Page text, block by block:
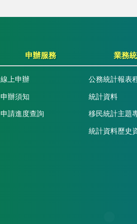
申辦服務
線上申辦
申辦須知
申請進度查詢
業務
公務統計報表
統計資料
移民統計主題
統計資料歷史